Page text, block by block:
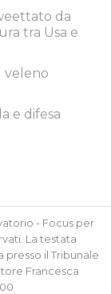
da
tra Usa e
veleno
e difesa
- Focus per
La testata
presso il Tribunale
Francesca